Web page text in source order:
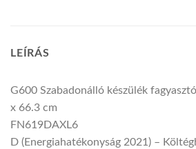
LEÍRÁS
G600 Szabadonálló készülék
x 66.3 cm
FN619DAXL6
D (Energiahatékonyság 2021) –